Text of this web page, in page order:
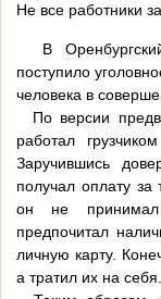
Не все работники
В
поступило
человека в
По версии
работал
Заручившись
получал оплату
он не
предпочитал
личную карту.
а тратил их на себя.